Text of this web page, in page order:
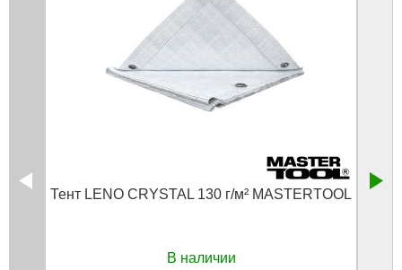
Тент LENO CRYSTAL 130 г/м² MASTERTOOL
В наличии